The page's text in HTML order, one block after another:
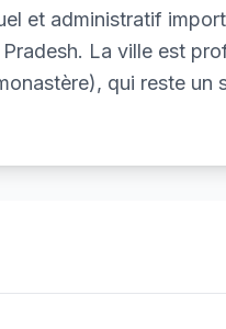
et administratif
La ville est
qui reste un